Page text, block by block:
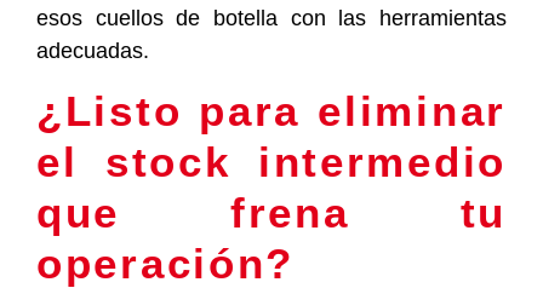
esos cuellos de botella con las herramientas
adecuadas.
¿Listo para eliminar
el stock intermedio
que frena tu
operación?